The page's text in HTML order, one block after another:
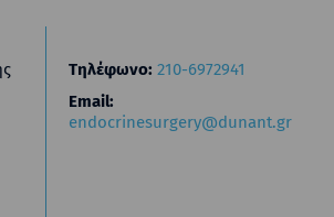
Τηλέφωνο: 210-6972941
Email:
endocrinesurgery@dunant.gr